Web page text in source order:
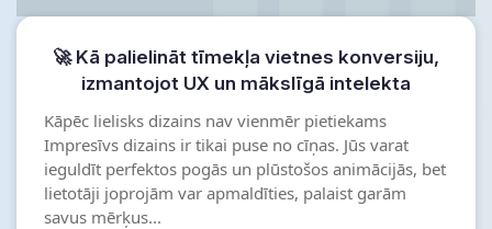
🚀 Kā palielināt tīmekļa vietnes konversiju,
izmantojot UX un mākslīgā intelekta
Kāpēc lielisks dizains nav vienmēr pietiekams
Impresīvs dizains ir tikai puse no cīņas. Jūs varat
ieguldīt perfektos pogās un plūstošos animācijās, bet
lietotāji joprojām var apmaldīties, palaist garām
savus mērķus...